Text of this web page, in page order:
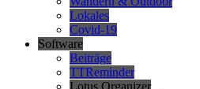
Lokales
Covid-19
Software
Beiträge
TTReminder
Lotus Organizer